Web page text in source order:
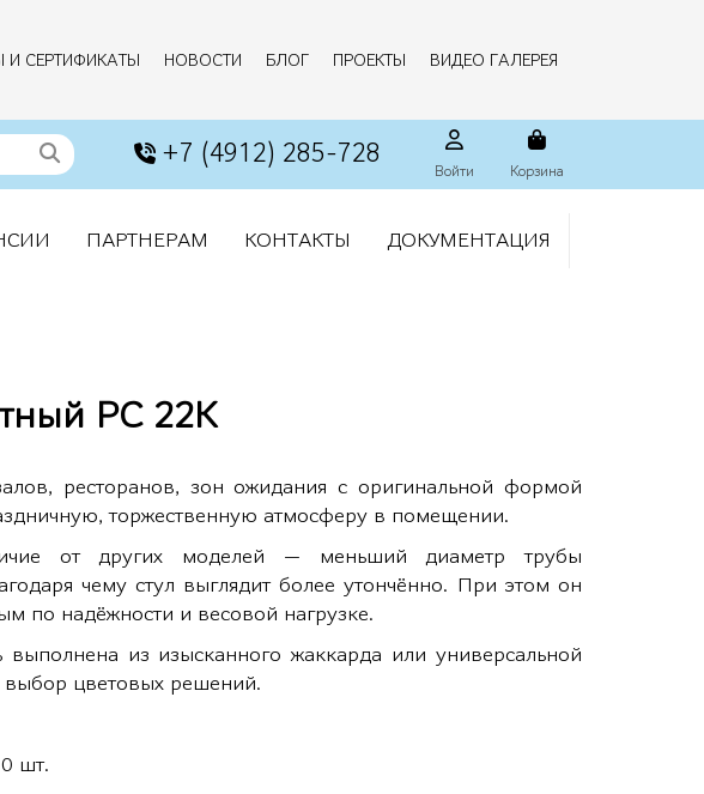
И СЕРТИФИКАТЫ НОВОСТИ БЛОГ ПРОЕКТЫ ВИДЕО ГАЛЕРЕЯ
+7 (4912) 285-728
Войти Корзина
ПАРТНЕРАМ КОНТАКТЫ ДОКУМЕНТАЦИЯ
РС 22К
ресторанов, зон ожидания с оригинальной формой
торжественную атмосферу в помещении.
от других моделей — меньший диаметр трубы
чему стул выглядит более утончённо. При этом он
по надёжности и весовой нагрузке.
из изысканного жаккарда или универсальной
цветовых решений.
шт.